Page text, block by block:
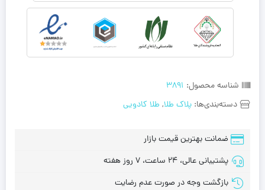
شناسه محصول: 3891
دسته‌بندی‌ها: پلاک طلا, طلا کادویی
ضمانت بهترین قیمت بازار
پشتیبانی عالی، 24 ساعت، 7 روز هفته
بازگشت وجه در صورت عدم رضایت